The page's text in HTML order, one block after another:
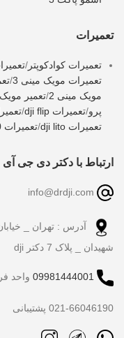
تعمیرات
تعمیرات کوادکوپتر /
تعمیرات مویک مینی 3
/
مویک مینی 2
/تعمیر مویک 2 پرو
پرو/تعمیرات dji flip /
تعمیرات dji lito
/تعمیرات avata 360
ارتباط با دکتر دی جی آی
آدرس : تهران _
شهیدان _ پلاک 7 دکتر dji
09981444001 واحد
021-66046190 پشتیبانی